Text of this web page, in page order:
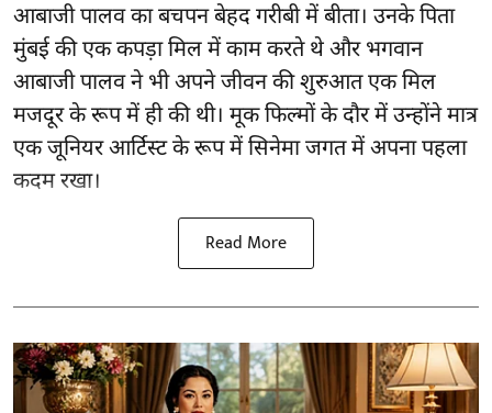
आबाजी पालव का बचपन बेहद गरीबी में बीता। उनके पिता
मुंबई की एक कपड़ा मिल में काम करते थे और भगवान
आबाजी पालव ने भी अपने जीवन की शुरुआत एक मिल
मजदूर के रूप में ही की थी। मूक फिल्मों के दौर में उन्होंने मात्र
एक जूनियर आर्टिस्ट के रूप में सिनेमा जगत में अपना पहला
कदम रखा।
Read More